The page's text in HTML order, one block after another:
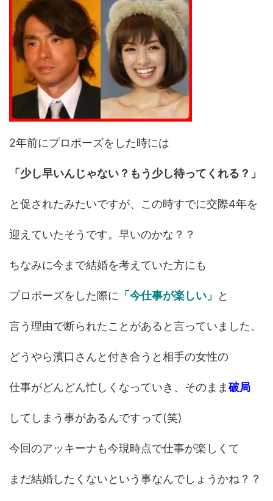
2年前にプロポーズをした時には
「少し早いんじゃない？もう少し待ってくれる？」
と促されたみたいですが、この時すでに交際4年を
迎えていたそうです。早いのかな？？
ちなみに今まで結婚を考えていた方にも
プロポーズをした際に 「今仕事が楽しい」 と
言う理由で断られたことがあると言っていました。
どうやら濱口さんと付き合うと相手の女性の
仕事がどんどん忙しくなっていき、そのまま破局
してしまう事があるんですって(笑)
今回のアッキーナも今現時点で仕事が楽しくて
まだ結婚したくないという事なんでしょうかね？？